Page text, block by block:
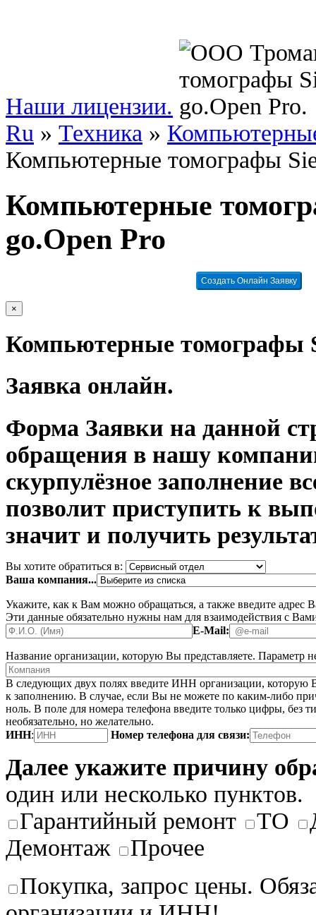
Наши лицензии.
Ru » Техника »
Компьютерные томографы
Компьютерные
go.Open Pro
Создать Онлайн Заявку
×
Компьютерные томографы
Заявка онлайн.
Форма Заявки на данной
обращения в нашу
скурпулёзное заполнение
позволит приступить к
значит и получить
Вы хотите обратиться в:
Ваша компания...
Укажите, как к Вам можно обращаться, а также введите адрес
Эти данные обязательно нужны нам для взаимодействия с
E-Mail:
Название организации, которую Вы представляете. Параметр
В следующих двух полях введите ИНН организации, которую
к заполнению. В случае, если Вы не можете по каким-либо
ноль. В поле для номера телефона введите только цифры, без
необязательно, но желательно.
ИНН: Номер телефона для связи:
Далее укажите причину
один или несколько пунктов.
Гарантийный ремонт
ТО
Демонтаж
Прочее
Покупка, запрос цены.